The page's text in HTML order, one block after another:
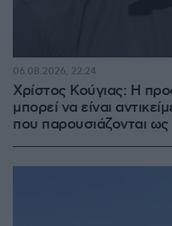
Χρίστος Κούγιας: Η
μπορεί να είναι
που παρουσιάζονται
06.08.2026, 22:24